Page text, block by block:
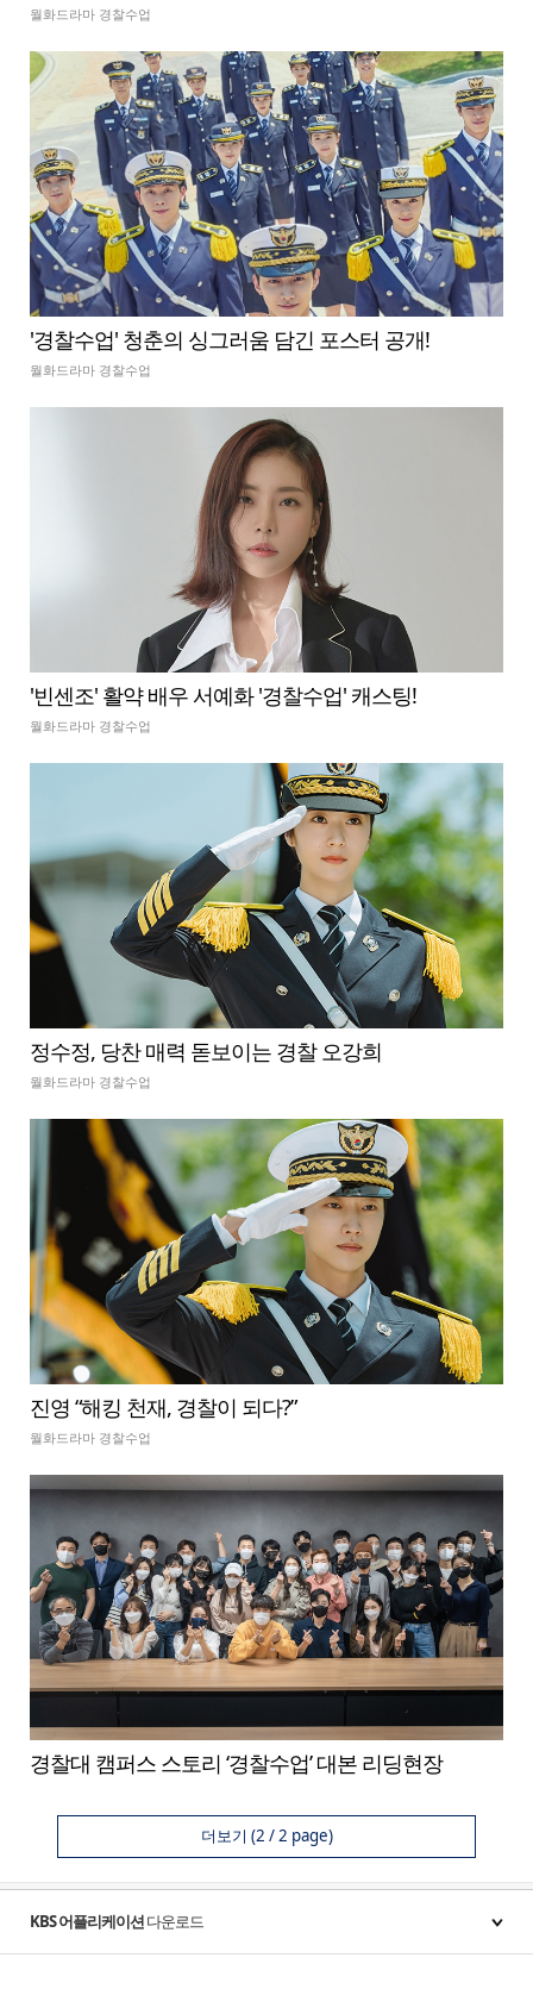
월화드라마 경찰수업
'경찰수업' 청춘의 싱그러움 담긴 포스터 공개!
월화드라마 경찰수업
'빈센조' 활약 배우 서예화 '경찰수업' 캐스팅!
월화드라마 경찰수업
정수정, 당찬 매력 돋보이는 경찰 오강희
월화드라마 경찰수업
진영 “해킹 천재, 경찰이 되다?”
월화드라마 경찰수업
경찰대 캠퍼스 스토리 ‘경찰수업’ 대본 리딩현장
더보기 (2 / 2 page)
KBS 어플리케이션다운로드